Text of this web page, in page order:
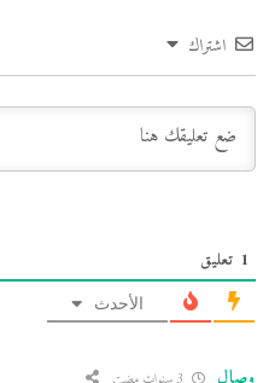
اشتراك
1 تعليق
الأحدث